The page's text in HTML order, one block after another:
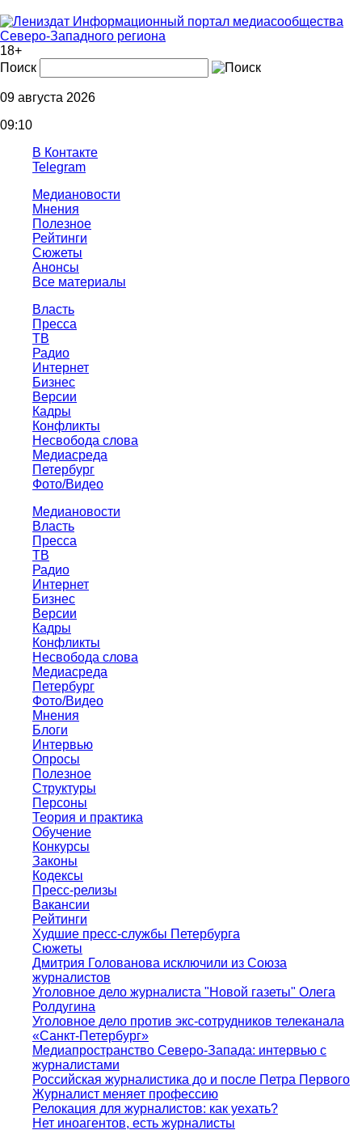
Информационный портал медиасообщества
Северо-Западного региона
18+
Поиск
09 августа 2026
09:10
В Контакте
Telegram
Медиановости
Мнения
Полезное
Рейтинги
Сюжеты
Анонсы
Все материалы
Власть
Пресса
ТВ
Радио
Интернет
Бизнес
Версии
Кадры
Конфликты
Несвобода слова
Медиасреда
Петербург
Фото/Видео
Медиановости
Власть
Пресса
ТВ
Радио
Интернет
Бизнес
Версии
Кадры
Конфликты
Несвобода слова
Медиасреда
Петербург
Фото/Видео
Мнения
Блоги
Интервью
Опросы
Полезное
Структуры
Персоны
Теория и практика
Обучение
Конкурсы
Законы
Кодексы
Пресс-релизы
Вакансии
Рейтинги
Худшие пресс-службы Петербурга
Сюжеты
Дмитрия Голованова исключили из Союза
журналистов
Уголовное дело журналиста "Новой газеты" Олега
Ролдугина
Уголовное дело против экс-сотрудников телеканала
«Санкт-Петербург»
Медиапространство Северо-Запада: интервью с
журналистами
Российская журналистика до и после Петра Первого
Журналист меняет профессию
Релокация для журналистов: как уехать?
Нет иноагентов, есть журналисты